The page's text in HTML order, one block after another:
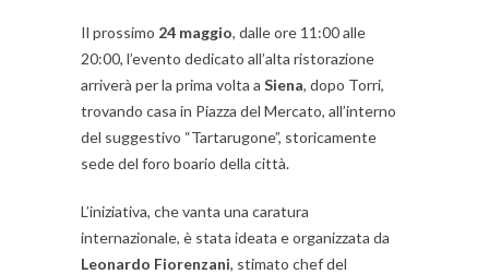
Il prossimo 24 maggio, dalle ore 11:00 alle
20:00, l’evento dedicato all’alta ristorazione
arriverà per la prima volta a Siena, dopo Torri,
trovando casa in Piazza del Mercato, all’interno
del suggestivo “Tartarugone”, storicamente
sede del foro boario della città.
L’iniziativa, che vanta una caratura
internazionale, è stata ideata e organizzata da
Leonardo Fiorenzani, stimato chef del